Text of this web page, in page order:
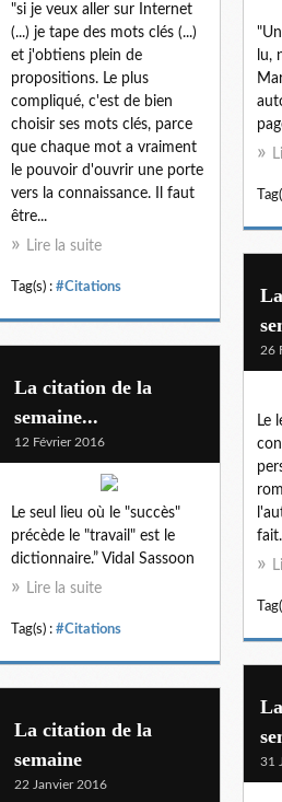
"si je veux aller sur Internet
(...) je tape des mots clés (...)
et j'obtiens plein de
propositions. Le plus
compliqué, c'est de bien
choisir ses mots clés, parce
que chaque mot a vraiment
le pouvoir d'ouvrir une porte
vers la connaissance. Il faut
être...
Lire la suite
Tag(s) : #Citations
lu,
26
Le
La citation de la
semaine...
12 Février 2016
Le seul lieu où le "succès"
précède le "travail" est le
dictionnaire.” Vidal Sassoon
Lire la suite
Tag(s) : #Citations
31
La citation de la
semaine
22 Janvier 2016